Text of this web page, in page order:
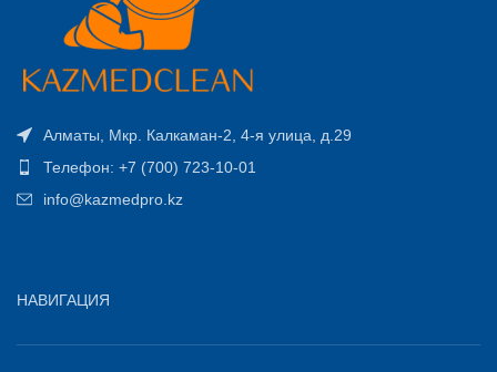
Алматы, Мкр. Калкаман-2, 4-я улица, д.29
Телефон: +7 (700) 723-10-01
info@kazmedpro.kz
НАВИГАЦИЯ